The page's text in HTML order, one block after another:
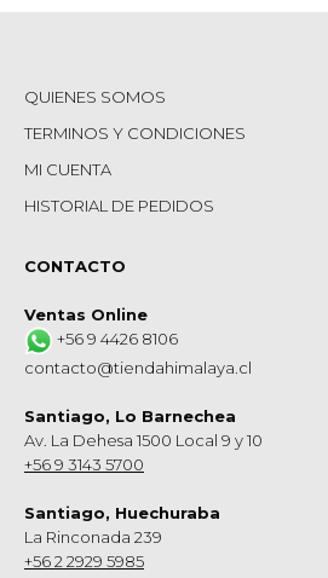
QUIENES SOMOS
TERMINOS Y CONDICIONES
MI CUENTA
HISTORIAL DE PEDIDOS
CONTACTO
Ventas Online
+56 9 4426 8106
contacto@tiendahimalaya.cl
Santiago, Lo Barnechea
Av. La Dehesa 1500 Local 9 y 10
+56 9 3143 5700
Santiago, Huechuraba
La Rinconada 239
+56 2 2929 5985